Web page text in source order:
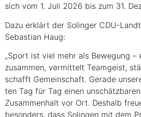
sich vom 1. Juli 2026 bis zum 31.
Dazu erklärt der Solin­ger CDU-
Sebas­ti­an Haug:
„Sport ist viel mehr als Bewe­gung –
zusam­men, ver­mit­telt Team­geist,
schafft Gemein­schaft. Gera­de
ten Tag für Tag einen
Zusam­men­halt vor Ort. Des­halb
beson­ders, dass Solin­gen mit dem